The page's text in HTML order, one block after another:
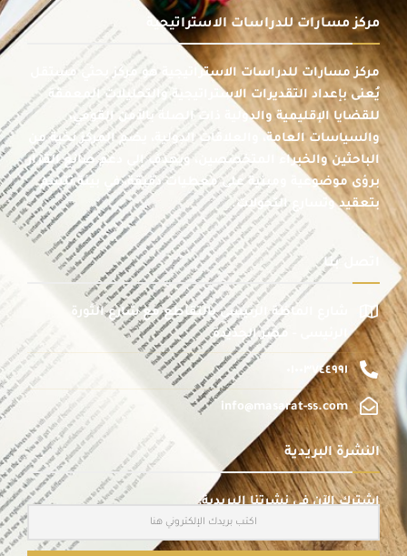
مركز مسارات للدراسات الاستراتيجية
مركز مسارات للدراسات الاستراتيجية هو مركز بحثي مستقل
يُعنى بإعداد التقديرات الاستراتيجية والتحليلات المعمقة
للقضايا الإقليمية والدولية ذات الصلة بالأمن القومي،
والسياسات العامة، والعلاقات الدولية، يضم المركز نخبة من
الباحثين والخبراء المتخصصين، ويهدف إلى دعم صانع القرار
برؤى موضوعية ومبنية على معطيات دقيقة، في بيئة تتسم
بتعقيد وتسارع التحولات.
اتصل بنا
شارع الماظة الرئيسى بالتقاطع مع شارع الثورة
الرئيسى - مصر الجديدة
٠١٠٠٣٧٤٤٩٩١
info@masarat-ss.com
النشرة البريدية
اشترك الآن في نشرتنا البريدية: